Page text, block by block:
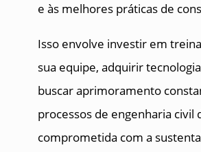
e às melhores práticas de
Isso envolve investir em
sua equipe, adquirir
buscar aprimoramento
processos de engenharia civil
comprometida com a